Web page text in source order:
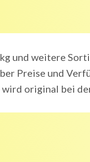
und weitere
Preise und
original bei